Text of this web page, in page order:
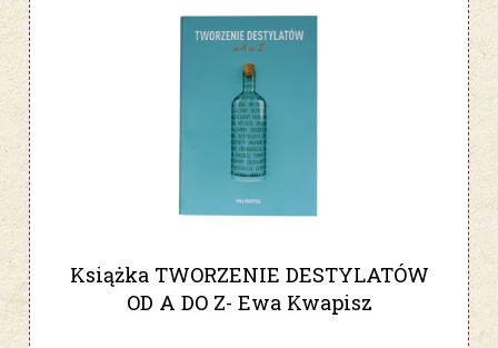
Książka TWORZENIE DESTYLATÓW
OD A DO Z- Ewa Kwapisz